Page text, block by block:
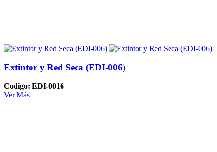
Extintor y Red Seca (EDI-006)
Codigo: EDI-0016
Ver Más